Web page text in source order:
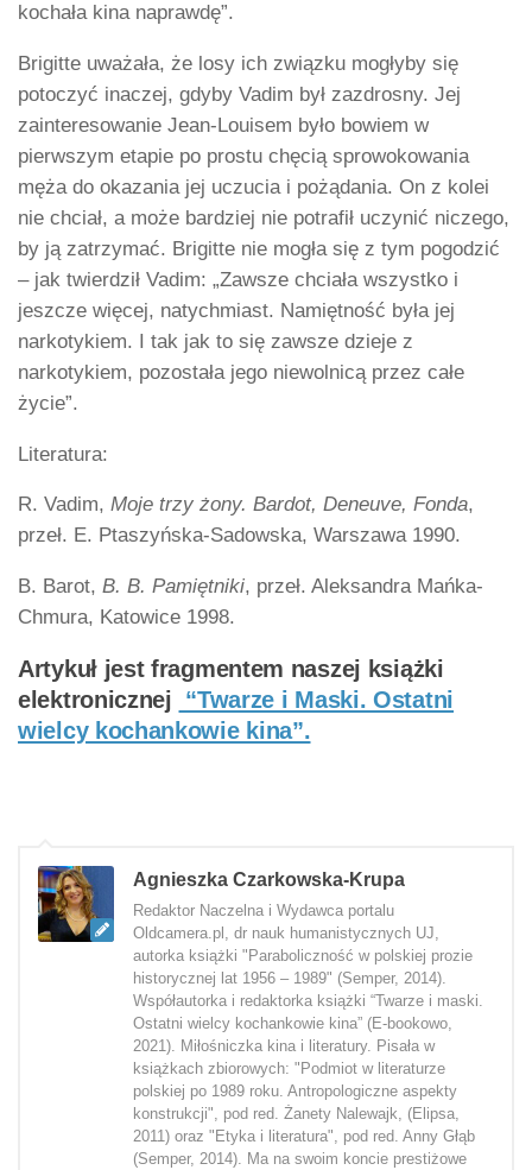
kochała kina naprawdę”.
Brigitte uważała, że losy ich związku mogłyby się
potoczyć inaczej, gdyby Vadim był zazdrosny. Jej
zainteresowanie Jean-Louisem było bowiem w
pierwszym etapie po prostu chęcią sprowokowania
męża do okazania jej uczucia i pożądania. On z kolei
nie chciał, a może bardziej nie potrafił uczynić niczego,
by ją zatrzymać. Brigitte nie mogła się z tym pogodzić
– jak twierdził Vadim: „Zawsze chciała wszystko i
jeszcze więcej, natychmiast. Namiętność była jej
narkotykiem. I tak jak to się zawsze dzieje z
narkotykiem, pozostała jego niewolnicą przez całe
życie”.
Literatura:
R. Vadim, Moje trzy żony. Bardot, Deneuve, Fonda,
przeł. E. Ptaszyńska-Sadowska, Warszawa 1990.
B. Barot, B. B. Pamiętniki, przeł. Aleksandra Mańka-
Chmura, Katowice 1998.
Artykuł jest fragmentem naszej książki
elektronicznej “Twarze i Maski. Ostatni
wielcy kochankowie kina”.
Agnieszka Czarkowska-Krupa
Redaktor Naczelna i Wydawca portalu
Oldcamera.pl, dr nauk humanistycznych UJ,
autorka książki "Paraboliczność w polskiej prozie
historycznej lat 1956 – 1989" (Semper, 2014).
Współautorka i redaktorka książki “Twarze i maski.
Ostatni wielcy kochankowie kina” (E-bookowo,
2021). Miłośniczka kina i literatury. Pisała w
książkach zbiorowych: "Podmiot w literaturze
polskiej po 1989 roku. Antropologiczne aspekty
konstrukcji", pod red. Żanety Nalewajk, (Elipsa,
2011) oraz "Etyka i literatura", pod red. Anny Głąb
(Semper, 2014). Ma na swoim koncie prestiżowe